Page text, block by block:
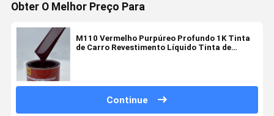
Obter O Melhor Preço Para
M110 Vermelho Purpúreo Profundo 1K Tinta
de Carro Revestimento Líquido Tinta de
Continue